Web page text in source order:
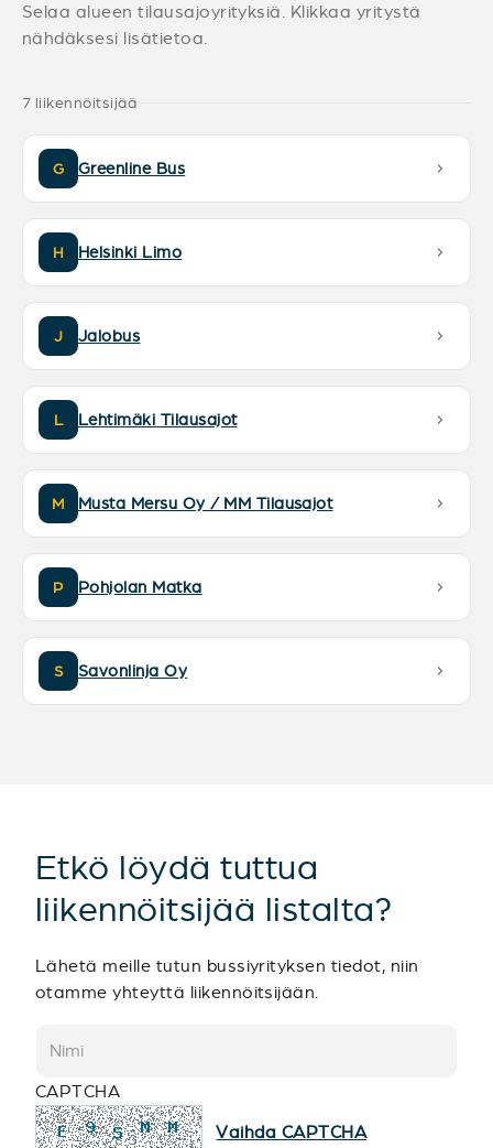
Selaa alueen tilausajoyrityksiä. Klikkaa yritystä
nähdäksesi lisätietoa.
7 liikennöitsijää
G Greenline Bus
H Helsinki Limo
J Jalobus
L Lehtimäki Tilausajot
M Musta Mersu Oy / MM Tilausajot
P Pohjolan Matka
S Savonlinja Oy
Etkö löydä tuttua
liikennöitsijää listalta?
Lähetä meille tutun bussiyrityksen tiedot, niin
otamme yhteyttä liikennöitsijään.
CAPTCHA
Vaihda CAPTCHA